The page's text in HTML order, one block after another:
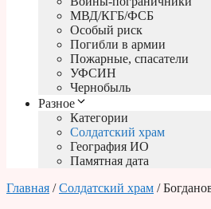
МВД/КГБ/ФСБ
Особый риск
Погибли в армии
Пожарные, спасатели
УФСИН
Чернобыль
Разное
Категории
Солдатский храм
География ИО
Памятная дата
Главная /Солдатский храм /